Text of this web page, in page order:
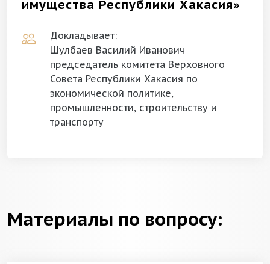
имущества Республики Хакасия»
Докладывает:
Шулбаев Василий Иванович
председатель комитета Верховного
Совета Республики Хакасия по
экономической политике,
промышленности, строительству и
транспорту
Материалы по вопросу: